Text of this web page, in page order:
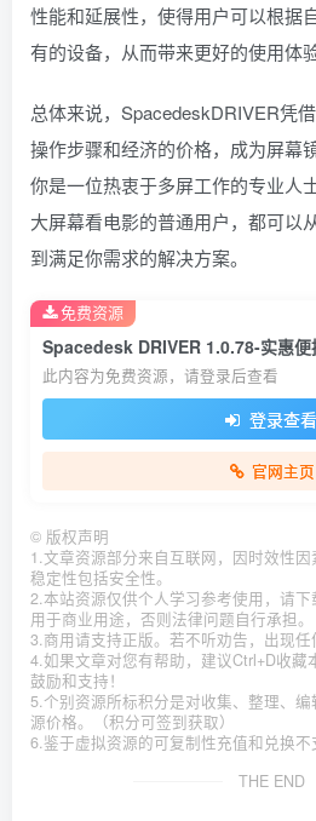
性能和延展性，使得用户可以根据
有的设备，从而带来更好的使用体
总体来说，SpacedeskDRIVER凭
操作步骤和经济的价格，成为屏幕
你是一位热衷于多屏工作的专业人
大屏幕看电影的普通用户，都可以
到满足你需求的解决方案。
此内容为免费资源，请登录后查看
登录查看
官网主页
免费资源
© 版权声明
1.文章资源部分来自互联网，因时效性
稳定性包括安全性。
2.本站资源仅供个人学习参考使用，请
用于商业用途，否则法律问题自行承担。
3.商用请支持正版。若不听劝告，出现任
4.如果文章对您有帮助，建议Ctrl+D收藏
鼓励和支持！
5.个别资源所标积分是对收集、整理、
源价格。（积分可签到获取）
6.鉴于虚拟资源的可复制性充值和兑换不
THE END